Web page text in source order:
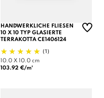
HANDWERKLICHE FLIESEN
10 X 10 TYP GLASIERTE
TERRAKOTTA CE1406124
(1)
10.0 X 10.0 cm
103.92 €/m²